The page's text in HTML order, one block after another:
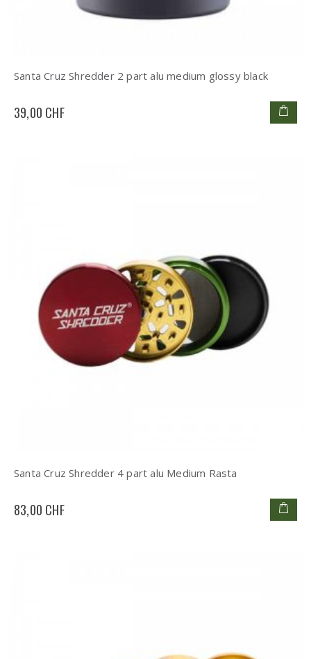
Santa Cruz Shredder 2 part alu medium glossy black
39,00 CHF
Santa Cruz Shredder 4 part alu Medium Rasta
83,00 CHF